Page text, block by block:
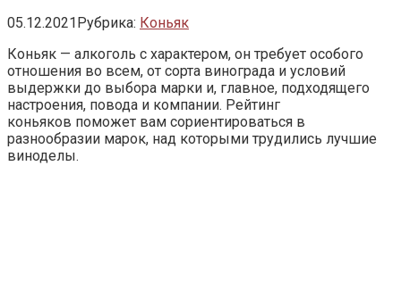
05.12.2021Рубрика: Коньяк
Коньяк — алкоголь с характером, он требует особого
отношения во всем, от сорта винограда и условий
выдержки до выбора марки и, главное, подходящего
настроения, повода и компании. Рейтинг
коньяков поможет вам сориентироваться в
разнообразии марок, над которыми трудились лучшие
виноделы.